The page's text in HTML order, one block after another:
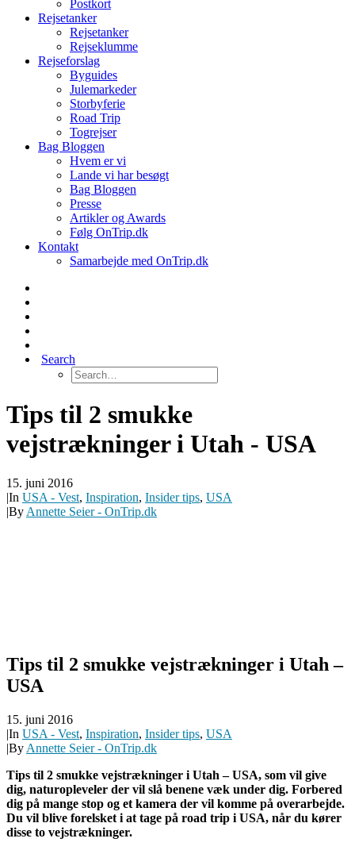
Postkort
Rejsetanker
Rejsetanker
Rejseklumme
Rejseforslag
Byguides
Julemarkeder
Storbyferie
Road Trip
Togrejser
Bag Bloggen
Hvem er vi
Lande vi har besøgt
Bag Bloggen
Presse
Artikler og Awards
Følg OnTrip.dk
Kontakt
Samarbejde med OnTrip.dk
Search
Tips til 2 smukke
vejstrækninger i Utah - USA
15. juni 2016
|In USA - Vest, Inspiration, Insider tips, USA
|By Annette Seier - OnTrip.dk
Tips til 2 smukke vejstrækninger i Utah –
USA
15. juni 2016
|In USA - Vest, Inspiration, Insider tips, USA
|By Annette Seier - OnTrip.dk
Tips til 2 smukke vejstrækninger i Utah – USA, som vil give
dig, naturopleveler der vil slå benene væk under dig. Forbered
dig på mange stop og et kamera der vil komme på overarbejde.
Du vil blive forelsket i at tage på road trip i USA, når du kører
disse to vejstrækninger.